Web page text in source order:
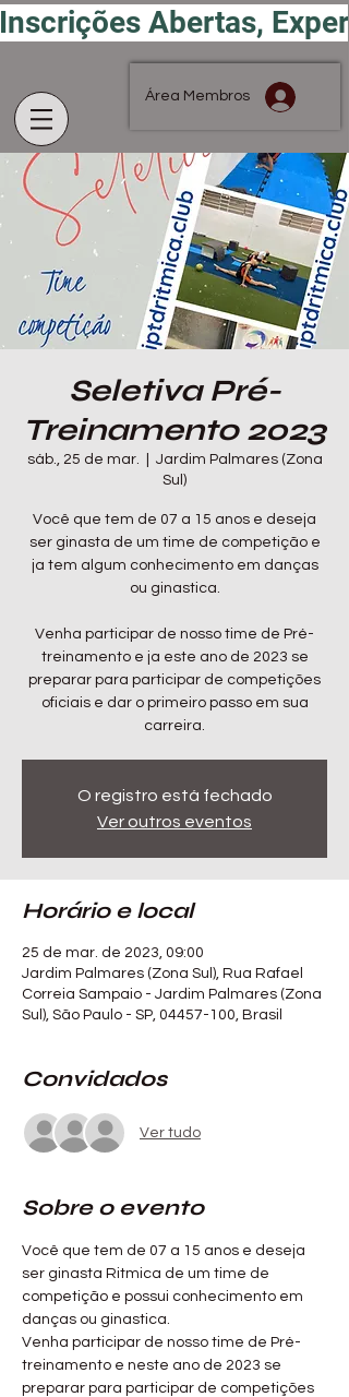
Inscrições Abertas,
Área Membros
Seletiva Pré-
Treinamento 2023
sáb., 25 de mar.
Jardim Palmares (Zona
Sul)
Você que tem de 07 a 15 anos e deseja
ser ginasta de um time de competição e
ja tem algum conhecimento em danças
ou ginastica.
Venha participar de nosso time de Pré-
treinamento e ja este ano de 2023 se
preparar para participar de competições
oficiais e dar o primeiro passo em sua
carreira.
O registro está fechado
Ver outros eventos
Horário e local
25 de mar. de 2023, 09:00
Jardim Palmares (Zona Sul), Rua Rafael
Correia Sampaio - Jardim Palmares (Zona
Sul), São Paulo - SP, 04457-100, Brasil
Convidados
Ver tudo
Sobre o evento
Você que tem de 07 a 15 anos e deseja
ser ginasta Ritmica de um time de
competição e possui conhecimento em
danças ou ginastica.
Venha participar de nosso time de Pré-
treinamento e neste ano de 2023 se
preparar para participar de competições